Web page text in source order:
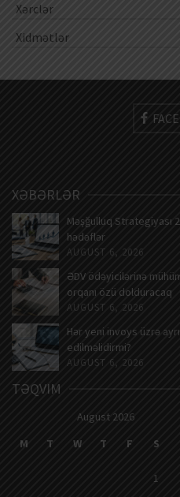
Xərclər
Xidmətlər
XƏBƏRLƏR
Məşğulluq Strategiyası
hədəflər
AUGUST 6, 2026
ƏDV ödəyicilərinə
orqanı özü dolduracaq
AUGUST 6, 2026
Hər yeni invoys üzrə
edilməlidirmi?
AUGUST 6, 2026
TƏQVIM
August 2026
M
T W T F S
1